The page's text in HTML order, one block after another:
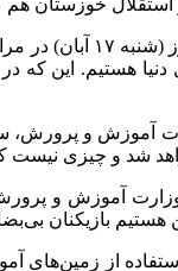
مهدی تاج،
پنج تیم اول دنیا
آموزش و پرورش،
شد و چیزی
وزارت آموزش و
بازیکنان